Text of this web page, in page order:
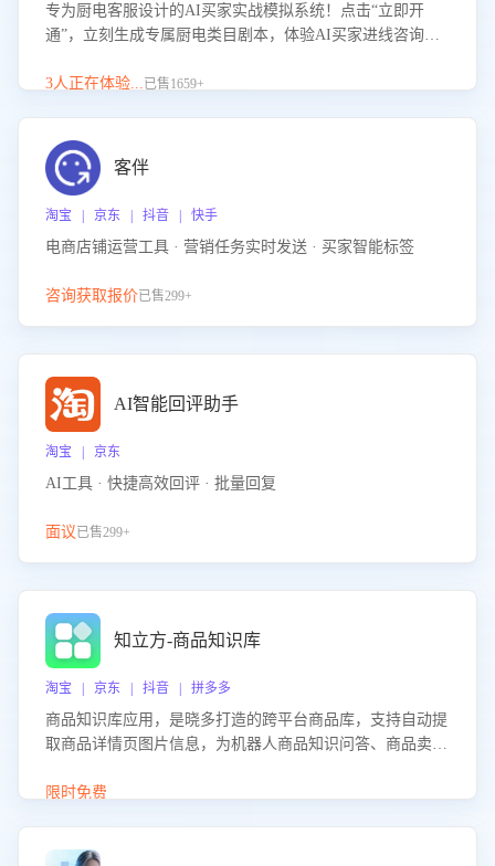
专为厨电客服设计的AI买家实战模拟系统！点击“立即开
通”，立刻生成专属厨电类目剧本，体验AI买家进线咨询真
实场景应对技巧！
3人正在体验...已售1659+
客伴
淘宝 | 京东 | 抖音 | 快手
电商店铺运营工具 · 营销任务实时发送 · 买家智能标签
咨询获取报价已售299+
AI智能回评助手
淘宝 | 京东
AI工具 · 快捷高效回评 · 批量回复
面议已售299+
知立方-商品知识库
淘宝 | 京东 | 抖音 | 拼多多
商品知识库应用，是晓多打造的跨平台商品库，支持自动提
取商品详情页图片信息，为机器人商品知识问答、商品卖点
限时免费